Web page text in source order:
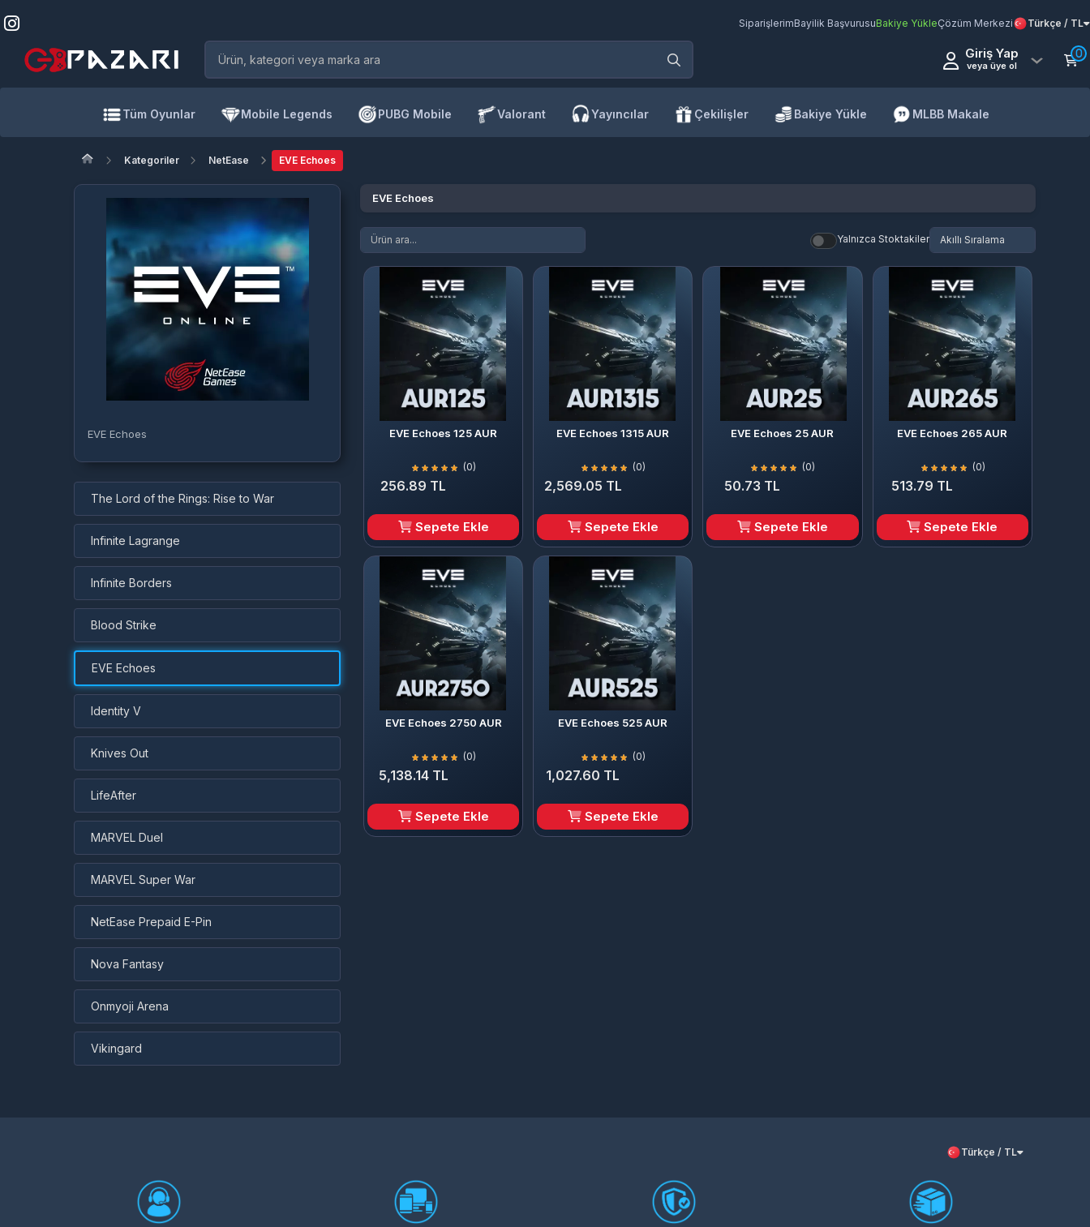
SiparişlerimBayilik BaşvurusuBakiye YükleÇözüm Merkezi Türkçe / TL
Giriş Yap
veya üye ol
0
Tüm Oyunlar Mobile Legends PUBG Mobile Valorant Yayıncılar Çekilişler Bakiye Yükle MLBB Makale
Kategoriler NetEase EVE Echoes
EVE Echoes
The Lord of the Rings: Rise to War
Infinite Lagrange
Infinite Borders
Blood Strike
EVE Echoes
Identity V
Knives Out
LifeAfter
MARVEL Duel
MARVEL Super War
NetEase Prepaid E-Pin
Nova Fantasy
Onmyoji Arena
Vikingard
EVE Echoes
Yalnızca Stoktakiler
EVE Echoes 125 AUR
(0)
256.89 TL
Sepete Ekle
EVE Echoes 1315 AUR
(0)
2,569.05 TL
Sepete Ekle
EVE Echoes 25 AUR
(0)
50.73 TL
Sepete Ekle
EVE Echoes 265 AUR
(0)
513.79 TL
Sepete Ekle
EVE Echoes 2750 AUR
(0)
5,138.14 TL
Sepete Ekle
EVE Echoes 525 AUR
(0)
1,027.60 TL
Sepete Ekle
Türkçe / TL